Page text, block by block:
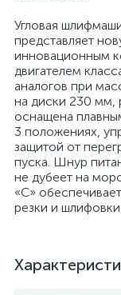
Угловая
представляет
инновационным
двигателем
аналогов при
на диски 230 мм,
оснащена
3 положениях,
защитой от
пуска. Шнур
не дубеет на
«С»
резки и